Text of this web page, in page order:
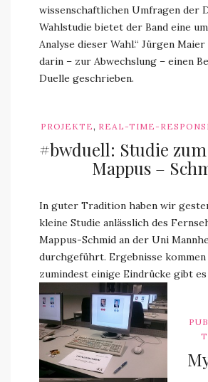
wissenschaftlichen Umfragen der
Wahlstudie bietet der Band eine
Analyse dieser Wahl.“ Jürgen
darin – zur Abwechslung – einen
Duelle geschrieben.
PROJEKTE, REAL-TIME-
#bwduell: Studie
Mappus –
In guter Tradition haben wir
kleine Studie anlässlich des
Mappus-Schmid an der Uni
durchgeführt. Ergebnisse
zumindest einige Eindrücke gibt es